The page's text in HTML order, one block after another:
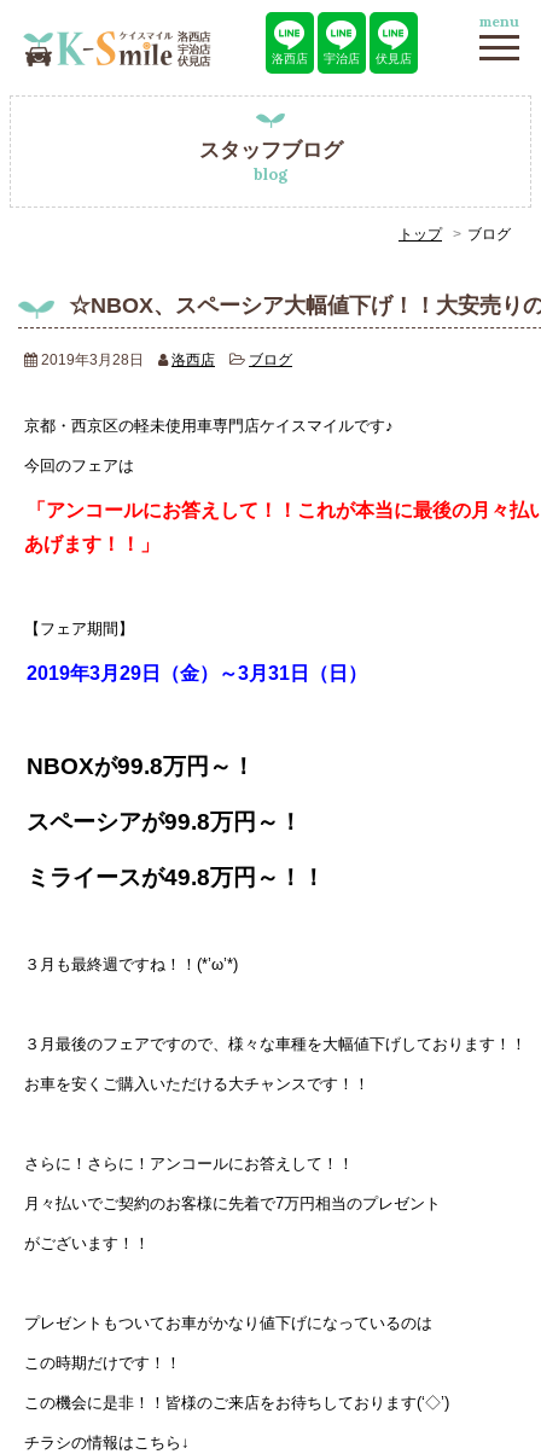
洛西店 宇治店 伏見店
menu
スタッフブログ
blog
トップ ブログ
☆NBOX、スペーシア大幅値下げ！！大安売り
2019年3月28日 洛西店 ブログ
京都・西京区の軽未使用車専門店ケイスマイルです♪
今回のフェアは
「アンコールにお答えして！！これが本当に最後の月々
あげます！！」
【フェア期間】
2019年3月29日（金）～3月31日（日）
NBOXが99.8万円～！
スペーシアが99.8万円～！
ミライースが49.8万円～！！
３月も最終週ですね！！(*’ω’*)
３月最後のフェアですので、様々な車種を大幅値下げしております！！
お車を安くご購入いただける大チャンスです！！
さらに！さらに！アンコールにお答えして！！
月々払いでご契約のお客様に先着で7万円相当のプレゼント
がございます！！
プレゼントもついてお車がかなり値下げになっているのは
この時期だけです！！
この機会に是非！！皆様のご来店をお待ちしております(‘◇’)ゞ
チラシの情報はこちら↓